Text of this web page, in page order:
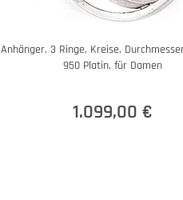
Anhänger, 3 Ringe, Kreise,
950 Platin, für Damen
1.099,00 €